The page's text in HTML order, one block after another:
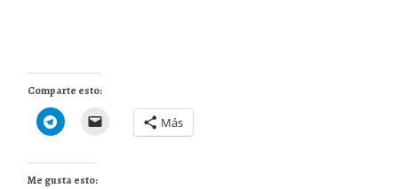
Comparte esto:
Más
Me gusta esto: